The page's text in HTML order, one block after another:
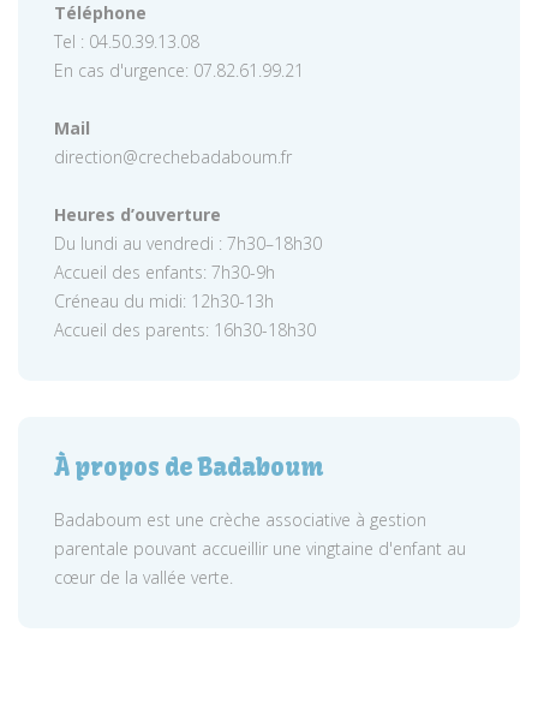
Téléphone
Tel : 04.50.39.13.08
En cas d'urgence: 07.82.61.99.21
Mail
direction@crechebadaboum.fr
Heures d’ouverture
Du lundi au vendredi : 7h30–18h30
Accueil des enfants: 7h30-9h
Créneau du midi: 12h30-13h
Accueil des parents: 16h30-18h30
À propos de Badaboum
Badaboum est une crèche associative à gestion
parentale pouvant accueillir une vingtaine d'enfant au
cœur de la vallée verte.